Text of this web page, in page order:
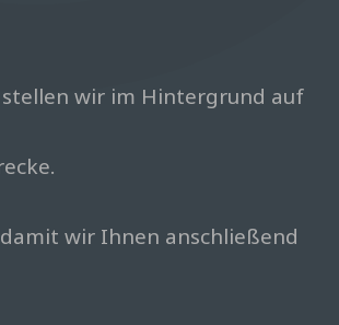
wir im Hintergrund auf
wir Ihnen anschließend